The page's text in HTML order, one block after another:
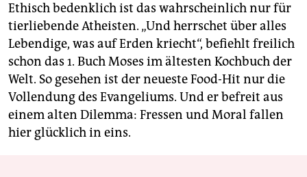
Ethisch bedenklich ist das wahrscheinlich nur für
tierliebende Atheisten. „Und herrschet über alles
Lebendige, was auf Erden kriecht“, befiehlt freilich
schon das 1. Buch Moses im ältesten Kochbuch der
Welt. So gesehen ist der neueste Food-Hit nur die
Vollendung des Evangeliums. Und er befreit aus
einem alten Dilemma: Fressen und Moral fallen
hier glücklich in eins.